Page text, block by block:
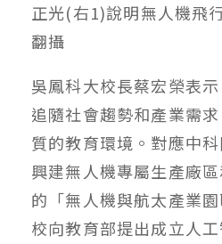
正光(右1)說明無人機飛
翻攝
吳鳳科大校長蔡宏榮表
追隨社會趨勢和產業需
質的教育環境。對應中
興建無人機專屬生產廠
的「無人機與航太產業
校向教育部提出成立人